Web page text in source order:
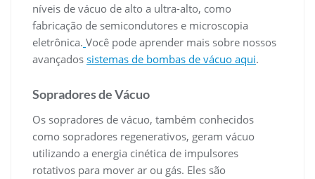
níveis de vácuo de alto a ultra-alto, como
fabricação de semicondutores e microscopia
eletrônica. Você pode aprender mais sobre nossos
avançados sistemas de bombas de vácuo aqui.
Sopradores de Vácuo
Os sopradores de vácuo, também conhecidos
como sopradores regenerativos, geram vácuo
utilizando a energia cinética de impulsores
rotativos para mover ar ou gás. Eles são